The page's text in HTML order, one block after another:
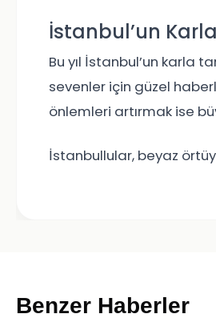
İstanbul’un
Bu yıl İstanbul’un karla
sevenler için güzel
önlemleri artırmak ise
İstanbullular, beyaz
Benzer Haberler